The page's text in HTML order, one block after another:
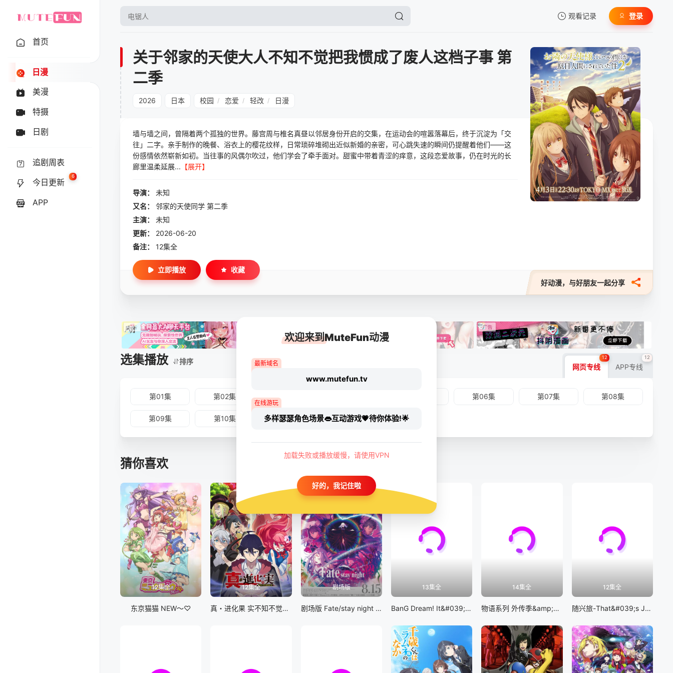
观看记录
暂无观看影片的记录
登录
首页
日漫
美漫
特摄
日剧
追剧周表
今日更新
6
APP
关于邻家的天使大人不知不觉把我惯成了废人这档子事 第
二季
2026 日本 校园 / 恋爱 / 轻改 / 日漫
墙与墙之间，曾隔着两个孤独的世界。藤宫周与椎名真昼以邻居身份开启的交集，在运动会的喧嚣落幕后，终于沉淀为「交
往」二字。亲手制作的晚餐、浴衣上的樱花纹样，日常琐碎堆砌出近似新婚的亲密，可心跳失速的瞬间仍提醒着他们——这
份感情依然崭新如初。当往事的风偶尔吹过，他们学会了牵手面对。甜蜜中带着青涩的痒意，这段恋爱故事，仍在时光的长
廊里温柔延展... 【展开】
导演：
未知
又名：
邻家的天使同学 第二季
主演：
未知
更新：
2026-06-20
备注：
12集全
好动漫，与好朋友一起分享
立即播放 收藏
选集播放 排序
网页专线
12
APP专线
12
第01集 第02集 第03集 第06集 第07集 第08集
第09集 第10集 第11集 第12集
猜你喜欢
12集全
东京猫猫 NEW～♡
12集全
真・进化果 实不知不觉踏上胜利的人生
剧场版
剧场版 Fate/stay night [Heaven&#039;s Feel] III.spring song
13集全
BanG Dream! It&#039;s MyGO!!!!!
14集全
物语系列 外传季&amp;怪物季
12集全
随兴旅-That&#039;s Journey-
欢迎来到MuteFun动漫
最新域名
www.mutefun.tv
在线游玩
多样瑟瑟角色场景👄互动游戏💗待你体验!🌟
加载失败或播放缓慢，请使用VPN
好的，我记住啦